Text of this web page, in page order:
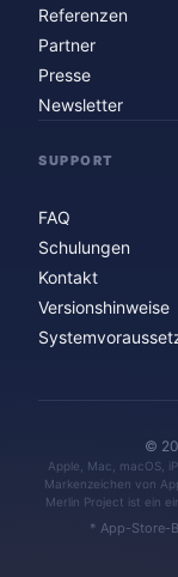
Referenzen
Partner
Presse
Newsletter
SUPPORT
FAQ
Schulungen
Kontakt
Versionshinweise
©
Apple, Mac, macOS,
Markenzeichen von
Merlin Project ist ein
* App-Store-